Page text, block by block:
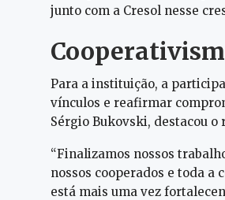
junto com a Cresol nesse
Para a instituição, a
vínculos e reafirmar
Sérgio Bukovski, destacou
“Finalizamos nossos
nossos cooperados e toda a
está mais uma vez